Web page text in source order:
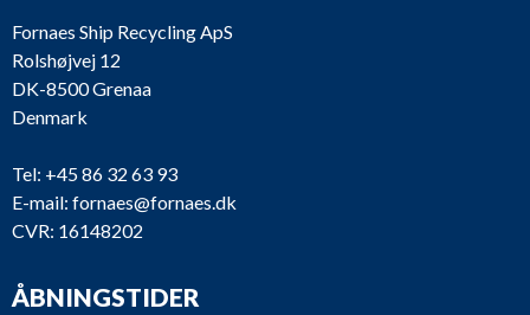
Fornaes Ship Recycling ApS
Rolshøjvej 12
DK-8500 Grenaa
Denmark
Tel: +45 86 32 63 93
E-mail: fornaes@fornaes.dk
CVR: 16148202
ÅBNINGSTIDER